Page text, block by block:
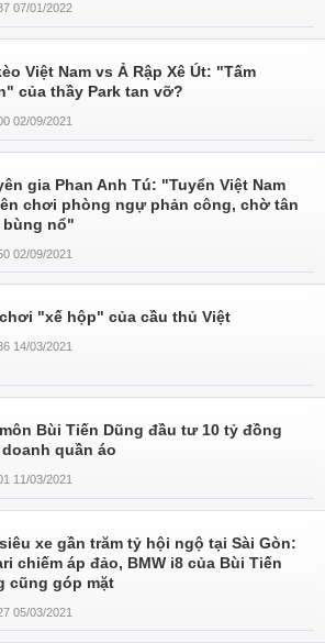
07/01/2022
Việt Nam vs Ả Rập Xê Út: "Tấm
của thầy Park tan vỡ?
02/09/2021
gia Phan Anh Tú: "Tuyển Việt Nam
chơi phòng ngự phản công, chờ tân
bùng nổ"
02/09/2021
"xế hộp" của cầu thủ Việt
14/03/2021
Bùi Tiến Dũng đầu tư 10 tỷ đồng
quần áo
11/03/2021
xe gần trăm tỷ hội ngộ tại Sài Gòn:
chiếm áp đảo, BMW i8 của Bùi Tiến
cũng góp mặt
05/03/2021